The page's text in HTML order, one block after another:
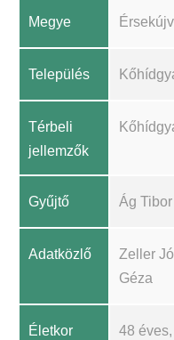
Megye
Település
Térbeli
jellemzők
Gyűjtő Ág Tibor
Adatközlő
Zeller
Géza
Életkor 48